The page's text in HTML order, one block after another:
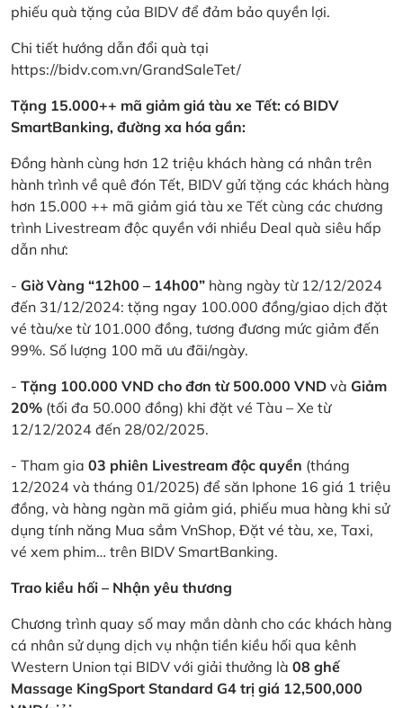
phiếu quà tặng của BIDV để đảm bảo quyền lợi.
Chi tiết hướng dẫn đổi quà tại
https://bidv.com.vn/GrandSaleTet/
Tặng 15.000++ mã giảm giá tàu xe Tết: có BIDV
SmartBanking, đường xa hóa gần:
Đồng hành cùng hơn 12 triệu khách hàng cá nhân trên
hành trình về quê đón Tết, BIDV gửi tặng các khách hàng
hơn 15.000 ++ mã giảm giá tàu xe Tết cùng các chương
trình Livestream độc quyền với nhiều Deal quà siêu hấp
dẫn như:
- Giờ Vàng “12h00 – 14h00” hàng ngày từ 12/12/2024
đến 31/12/2024: tặng ngay 100.000 đồng/giao dịch đặt
vé tàu/xe từ 101.000 đồng, tương đương mức giảm đến
99%. Số lượng 100 mã ưu đãi/ngày.
- Tặng 100.000 VND cho đơn từ 500.000 VND và Giảm
20% (tối đa 50.000 đồng) khi đặt vé Tàu – Xe từ
12/12/2024 đến 28/02/2025.
- Tham gia 03 phiên Livestream độc quyền (tháng
12/2024 và tháng 01/2025) để săn Iphone 16 giá 1 triệu
đồng, và hàng ngàn mã giảm giá, phiếu mua hàng khi sử
dụng tính năng Mua sắm VnShop, Đặt vé tàu, xe, Taxi,
vé xem phim… trên BIDV SmartBanking.
Trao kiều hối – Nhận yêu thương
Chương trình quay số may mắn dành cho các khách hàng
cá nhân sử dụng dịch vụ nhận tiền kiều hối qua kênh
Western Union tại BIDV với giải thưởng là 08 ghế
Massage KingSport Standard G4 trị giá 12,500,000